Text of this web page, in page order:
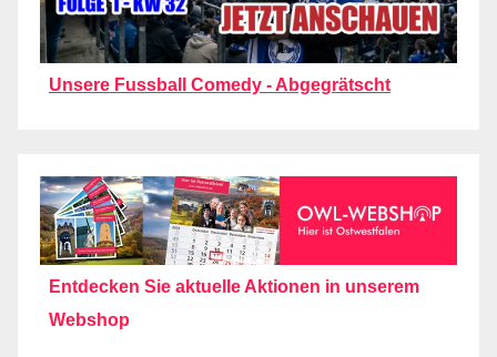
Unsere Fussball Comedy - Abgegrätscht
Entdecken Sie aktuelle Aktionen in unserem
Webshop